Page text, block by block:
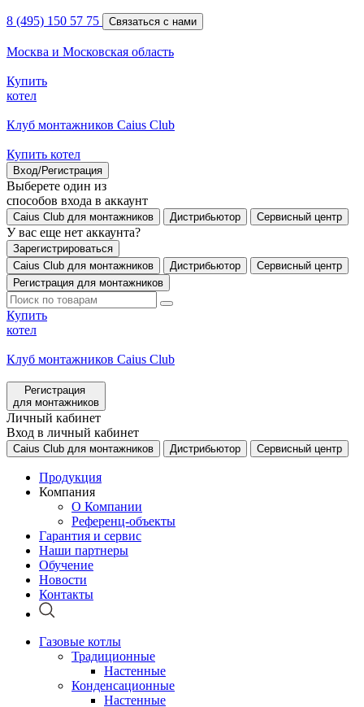
8 (495) 150 57 75 Связаться с нами
Москва и Московская область
Купить
котел
Клуб монтажников Caius Club
Купить котел
Вход/Регистрация
Выберете один из
способов входа в аккаунт
Caius Club для монтажников Дистрибьютор Сервисный центр
У вас еще нет аккаунта?
Зарегистрироваться
Caius Club для монтажников
Дистрибьютор
Сервисный центр
Регистрация для монтажников
Купить
котел
Клуб монтажников Caius Club
Регистрация
для монтажников
Личный кабинет
Вход в личный кабинет
Caius Club для монтажников Дистрибьютор Сервисный центр
Продукция
Компания
О Компании
Референц-объекты
Гарантия и сервис
Наши партнеры
Обучение
Новости
Контакты
Газовые котлы
Традиционные
Настенные
Конденсационные
Настенные